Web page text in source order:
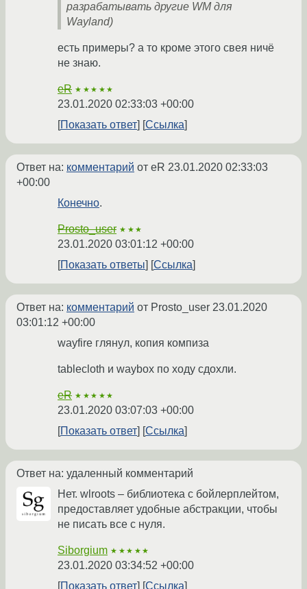
разрабатывать другие WM для
Wayland)
есть примеры? а то кроме этого свея ничё
не знаю.
eR ★★★★★
23.01.2020 02:33:03 +00:00
Показать ответ
Ссылка
Ответ на: комментарий от eR 23.01.2020 02:33:03
+00:00
Конечно.
Prosto_user ★★★
23.01.2020 03:01:12 +00:00
Показать ответы
Ссылка
Ответ на: комментарий от Prosto_user 23.01.2020
03:01:12 +00:00
wayfire глянул, копия компиза
tablecloth и waybox по ходу сдохли.
eR ★★★★★
23.01.2020 03:07:03 +00:00
Показать ответ
Ссылка
Ответ на: удаленный комментарий
Нет. wlroots – библиотека с бойлерплейтом,
предоставляет удобные абстракции, чтобы
не писать все с нуля.
Siborgium ★★★★★
23.01.2020 03:34:52 +00:00
Показать ответ
Ссылка